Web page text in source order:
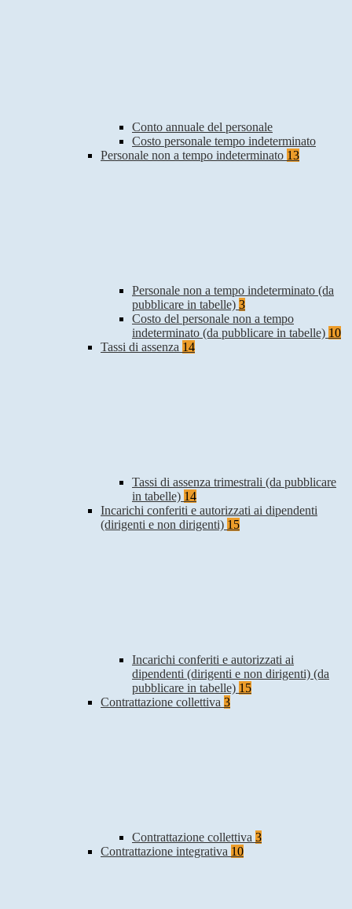
Conto annuale del personale
Costo personale tempo indeterminato
Personale non a tempo indeterminato 13
Personale non a tempo indeterminato (da
pubblicare in tabelle) 3
Costo del personale non a tempo
indeterminato (da pubblicare in tabelle) 10
Tassi di assenza 14
Tassi di assenza trimestrali (da pubblicare
in tabelle) 14
Incarichi conferiti e autorizzati ai dipendenti
(dirigenti e non dirigenti) 15
Incarichi conferiti e autorizzati ai
dipendenti (dirigenti e non dirigenti) (da
pubblicare in tabelle) 15
Contrattazione collettiva 3
Contrattazione collettiva 3
Contrattazione integrativa 10